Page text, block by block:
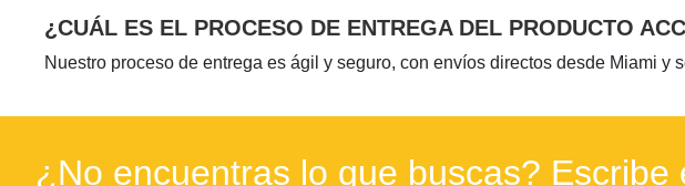
¿CUÁL ES EL PROCESO DE ENTREGA DEL PRODUCTO
Nuestro proceso de entrega es ágil y seguro, con envíos directos desde Miami y
¿No encuentras lo que buscas?